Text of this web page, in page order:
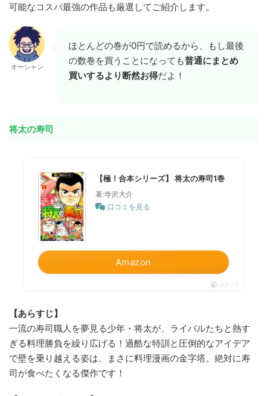
可能なコスパ最強の作品も厳選してご紹介します。
オーシャン
ほとんどの巻が0円で読めるから、もし最後
の数巻を買うことになっても普通にまとめ
買いするより断然お得だよ！
将太の寿司
【極！合本シリーズ】 将太の寿司1巻
著:寺沢大介
口コミを見る
Amazon
ポチップ
【あらすじ】
一流の寿司職人を夢見る少年・将太が、ライバルたちと熱す
ぎる料理勝負を繰り広げる！過酷な特訓と圧倒的なアイデア
で壁を乗り越える姿は、まさに料理漫画の金字塔。絶対に寿
司が食べたくなる傑作です！